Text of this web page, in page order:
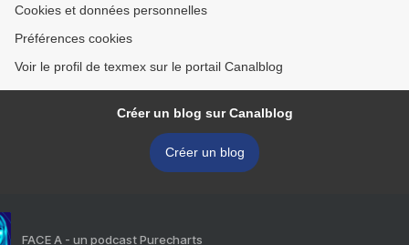
Cookies et données personnelles
Préférences cookies
Voir le profil de texmex sur le portail Canalblog
Créer un blog sur Canalblog
Créer un blog
FACE A - un podcast Purecharts